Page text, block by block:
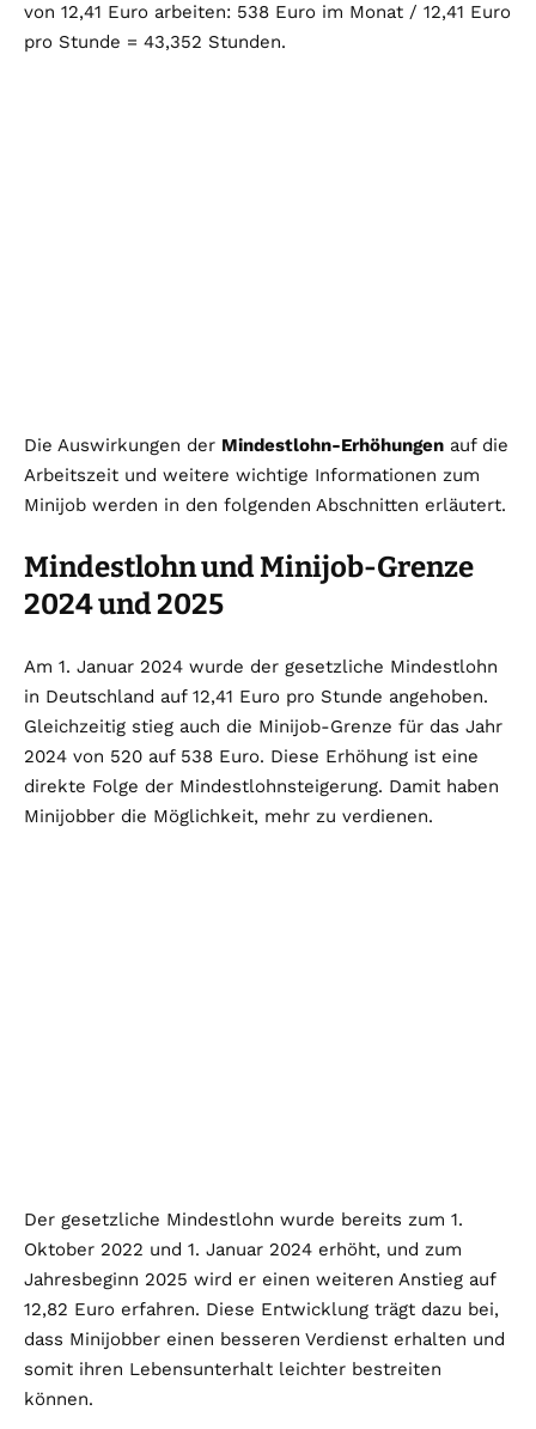
von 12,41 Euro arbeiten: 538 Euro im Monat / 12,41 Euro
pro Stunde = 43,352 Stunden.
Die Auswirkungen der Mindestlohn-Erhöhungen auf die
Arbeitszeit und weitere wichtige Informationen zum
Minijob werden in den folgenden Abschnitten erläutert.
Mindestlohn und Minijob-Grenze
2024 und 2025
Am 1. Januar 2024 wurde der gesetzliche Mindestlohn
in Deutschland auf 12,41 Euro pro Stunde angehoben.
Gleichzeitig stieg auch die Minijob-Grenze für das Jahr
2024 von 520 auf 538 Euro. Diese Erhöhung ist eine
direkte Folge der Mindestlohnsteigerung. Damit haben
Minijobber die Möglichkeit, mehr zu verdienen.
Der gesetzliche Mindestlohn wurde bereits zum 1.
Oktober 2022 und 1. Januar 2024 erhöht, und zum
Jahresbeginn 2025 wird er einen weiteren Anstieg auf
12,82 Euro erfahren. Diese Entwicklung trägt dazu bei,
dass Minijobber einen besseren Verdienst erhalten und
somit ihren Lebensunterhalt leichter bestreiten
können.